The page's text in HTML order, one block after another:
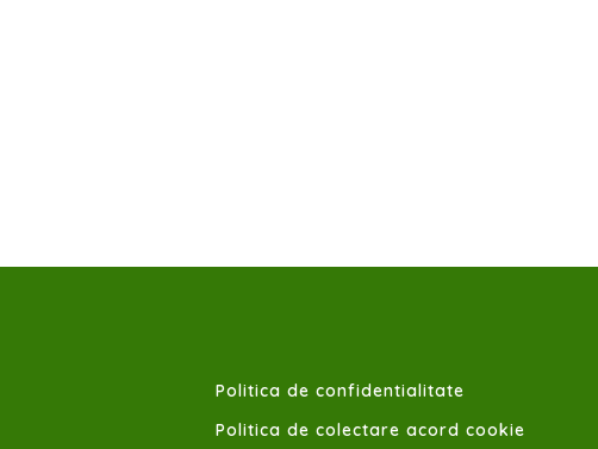
Politica de confidentialitate
Politica de colectare acord cookie